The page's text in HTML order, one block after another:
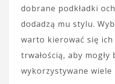
dobrane podkładki
dodadzą mu stylu.
warto kierować się
trwałością, aby mogły
wykorzystywane wiele